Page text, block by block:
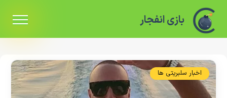
بازی انفجار
اخبار سلبریتی ها